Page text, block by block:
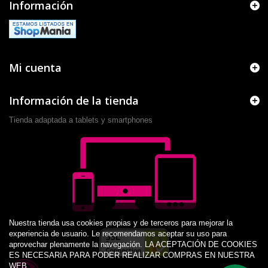
Información
Mi cuenta
Información de la tienda
Tienda adaptada a tablets y smartphones
Nuestra tienda usa cookies propias y de terceros para mejorar la
experiencia de usuario. Le recomendamos aceptar su uso para
aprovechar plenamente la navegación. LA ACEPTACIÓN DE COOKIES
ES NECESARIA PARA PODER REALIZAR COMPRAS EN NUESTRA
WEB.